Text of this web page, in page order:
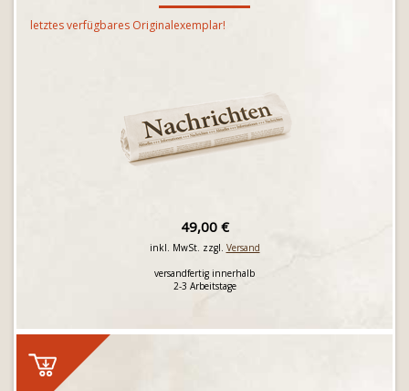
letztes verfügbares Originalexemplar!
49,00 €
inkl. MwSt. zzgl. Versand
versandfertig innerhalb
2-3 Arbeitstage